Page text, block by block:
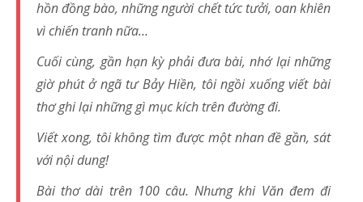
hồn đồng bào, những người chết tức tưởi, oan khiên
vì chiến tranh nữa…
Cuối cùng, gần hạn kỳ phải đưa bài, nhớ lại những
giờ phút ở ngã tư Bảy Hiền, tôi ngồi xuống viết bài
thơ ghi lại những gì mục kích trên đường đi.
Viết xong, tôi không tìm được một nhan đề gần, sát
với nội dung!
Bài thơ dài trên 100 câu. Nhưng khi Văn đem đi